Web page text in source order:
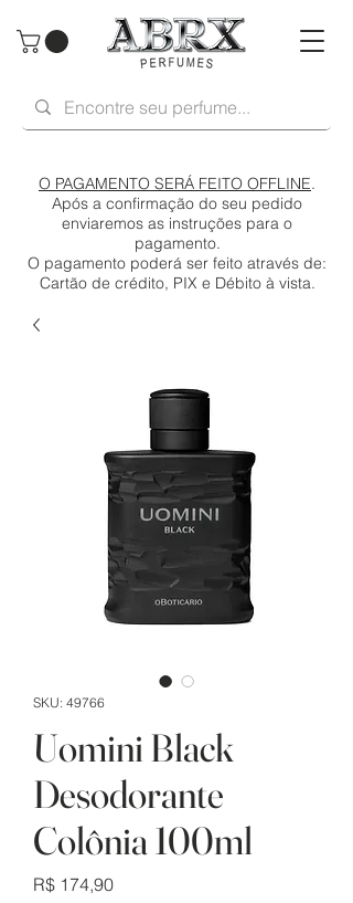
O PAGAMENTO SERÁ FEITO OFFLINE.
Após a confirmação do seu pedido
enviaremos as instruções para o
pagamento.
O pagamento poderá ser feito através de:
Cartão de crédito, PIX e Débito à vista.
SKU: 49766
Uomini Black
Desodorante
Colônia 100ml
R$ 174,90Preço